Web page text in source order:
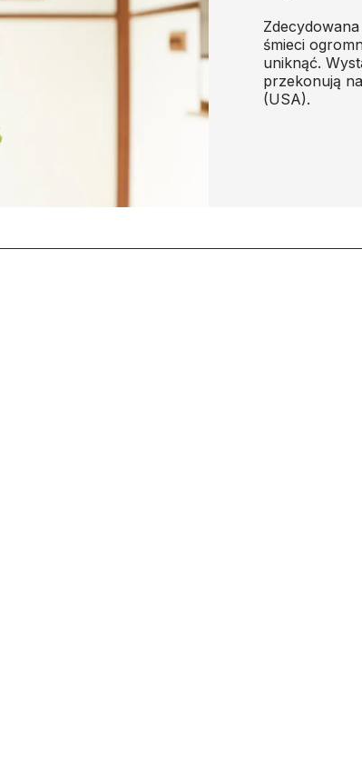
śmieci
uniknąć.
przekonują
(USA).